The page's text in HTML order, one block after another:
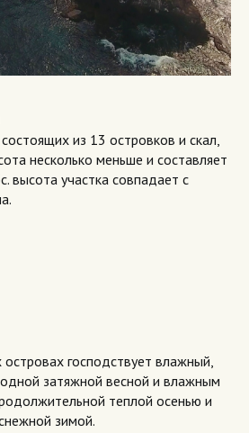
из 13 островков и скал,
несколько меньше и составляет
высота участка совпадает с
господствует влажный,
затяжной весной и влажным
теплой осенью и
зимой.